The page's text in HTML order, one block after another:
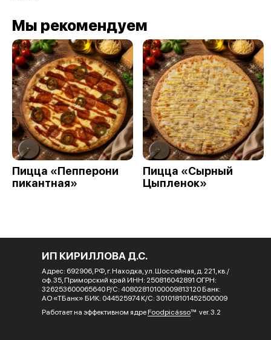
Мы рекомендуем
Пицца «Пепперони
пикантная»
Пицца «Сырный
Цыпленок»
ИП КИРИЛЛОВА Д.С.
Адрес: 692906, РФ, г. Находка, ул. Шоссейная, д. 221, кв./
оф. 35, Приморский край ИНН: 250816042891 ОГРН:
326253600065640 Р/С: 40802810100009813120 Банк:
АО «ТБанк» БИК: 044525974 К/С: 301018101452500009
Работает на эффективном ядреFoodpicássover. 3.2